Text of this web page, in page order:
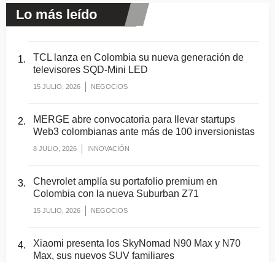
Lo más leído
TCL lanza en Colombia su nueva generación de
televisores SQD-Mini LED
15 JULIO, 2026 NEGOCIOS
MERGE abre convocatoria para llevar startups
Web3 colombianas ante más de 100 inversionistas
8 JULIO, 2026 INNOVACIÓN
Chevrolet amplía su portafolio premium en
Colombia con la nueva Suburban Z71
15 JULIO, 2026 NEGOCIOS
Xiaomi presenta los SkyNomad N90 Max y N70
Max, sus nuevos SUV familiares